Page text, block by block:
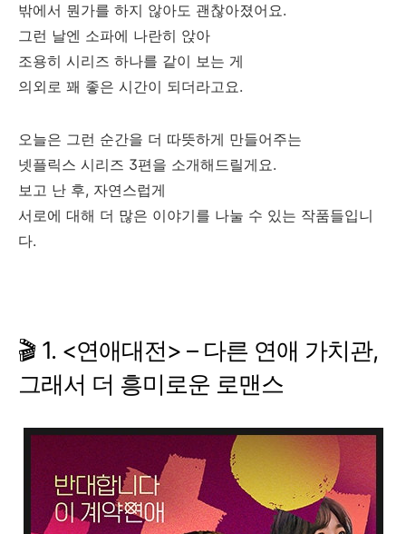
밖에서 뭔가를 하지 않아도 괜찮아졌어요.
그런 날엔 소파에 나란히 앉아
조용히 시리즈 하나를 같이 보는 게
의외로 꽤 좋은 시간이 되더라고요.
오늘은 그런 순간을 더 따뜻하게 만들어주는
넷플릭스 시리즈 3편을 소개해드릴게요.
보고 난 후, 자연스럽게
서로에 대해 더 많은 이야기를 나눌 수 있는 작품들입니
다.
🎬 1. <연애대전> – 다른 연애 가치관,
그래서 더 흥미로운 로맨스